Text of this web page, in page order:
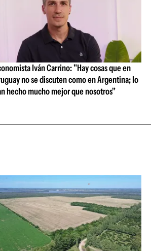
Iván Carrino: "Hay cosas que en
no se discuten como en Argentina; lo
hecho mucho mejor que nosotros"